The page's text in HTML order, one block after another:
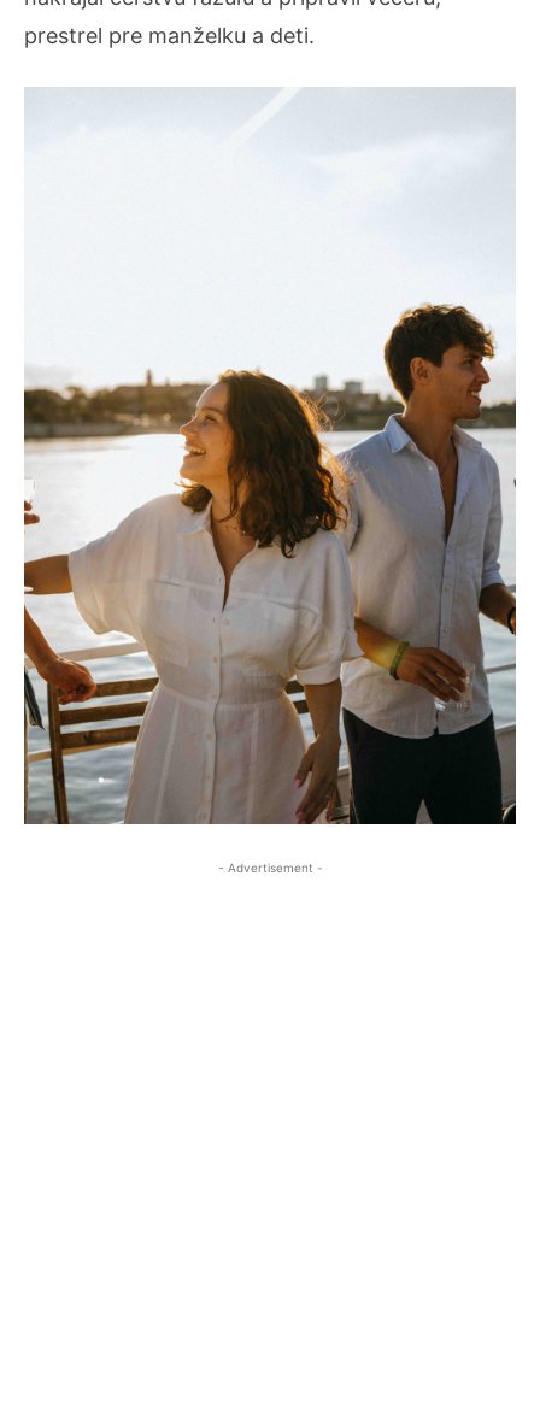
prestrel pre manželku a deti.
- Advertisement -